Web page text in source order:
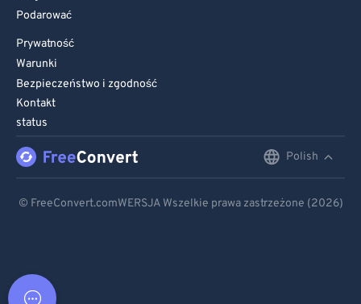
Podarować
Prywatność
Warunki
Bezpieczeństwo i zgodność
Kontakt
status
Polish
© FreeConvert.comWERSJA Wszelkie prawa zastrzeżone (2026)